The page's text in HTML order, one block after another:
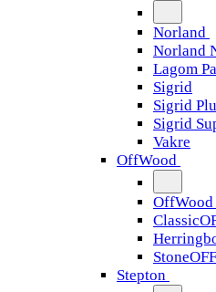
Norland
Norland
Lagom
Sigrid
Sigrid
Sigrid
Vakre
OffWood
OffWood
StoneOFF
Stepton